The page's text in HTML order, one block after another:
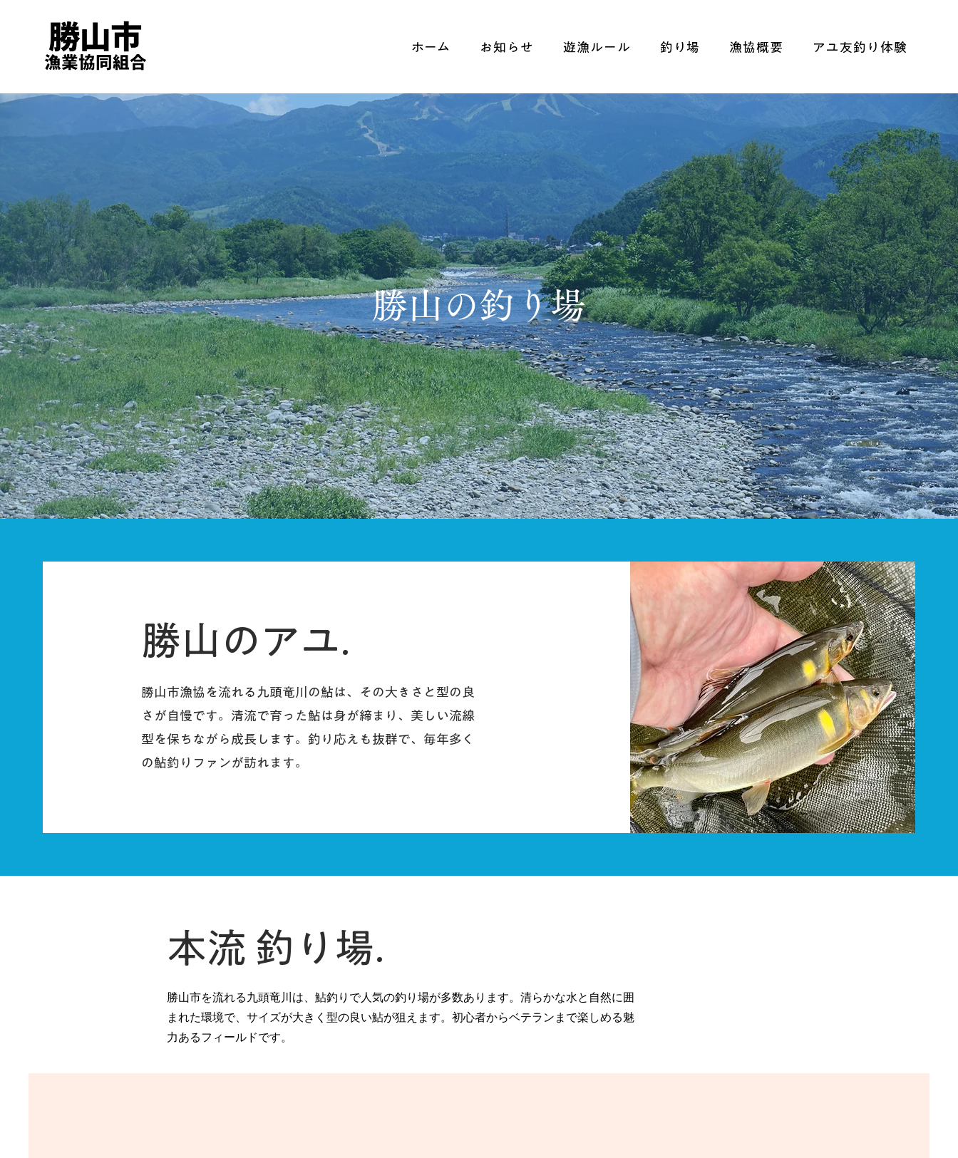
ホーム お知らせ 遊漁ルール 釣り場 漁協概要 アユ友釣り体験
勝山の釣り場
勝山のアユ.
勝山市漁協を流れる九頭竜川の鮎は、その大きさと型の良
さが自慢です。清流で育った鮎は身が締まり、美しい流線
型を保ちながら成長します。釣り応えも抜群で、毎年多く
の鮎釣りファンが訪れます。
本流 釣り場.
勝山市を流れる九頭竜川は、鮎釣りで人気の釣り場が多数あります。清らかな水と自然に囲
まれた環境で、サイズが大きく型の良い鮎が狙えます。初心者からベテランまで楽しめる魅
力あるフィールドです。